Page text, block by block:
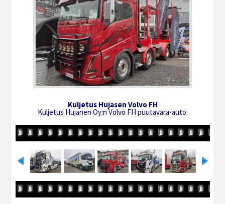
Kuljetus Hujasen Volvo FH
Kuljetus Hujanen Oy:n Volvo FH puutavara-auto.